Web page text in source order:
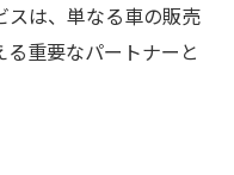
スは、単なる車の販売
重要なパートナーと